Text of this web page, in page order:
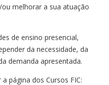
melhorar a sua atuação
de ensino presencial,
da necessidade, da
demanda apresentada.
página dos Cursos FIC: